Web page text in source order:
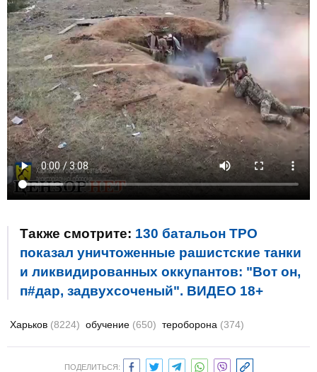
Также смотрите: 130 батальон ТРО
показал уничтоженные рашистские танки
и ликвидированных оккупантов: "Вот он,
п#дар, задвухсоченый". ВИДЕО 18+
Харьков (8224) обучение (650) тероборона (374)
ПОДЕЛИТЬСЯ: